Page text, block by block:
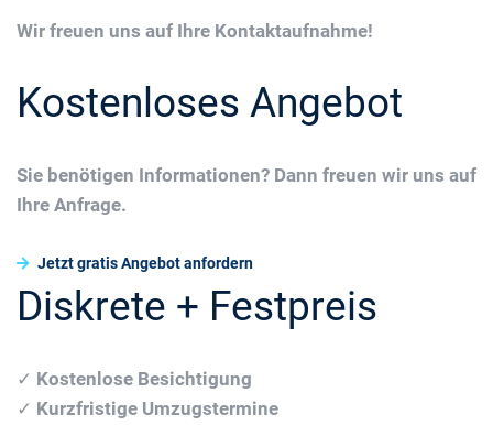
Wir freuen uns auf Ihre Kontaktaufnahme!
Kostenloses Angebot
Sie benötigen Informationen? Dann freuen wir uns auf
Ihre Anfrage.
Jetzt gratis Angebot anfordern
Diskrete + Festpreis
✓ Kostenlose Besichtigung
✓ Kurzfristige Umzugstermine